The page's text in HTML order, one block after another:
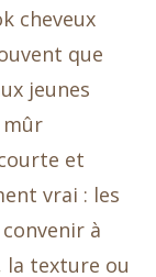
cheveux
que
jeunes
mûr
et
vrai : les
à
la texture ou